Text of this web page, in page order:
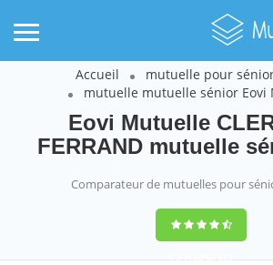
Accueil
mutuelle pour
mutuelle mutuelle sénior Eovi
Eovi Mutuelle
FERRAND mutuelle
Comparateur de mutuelles pour
9,2(100%)452